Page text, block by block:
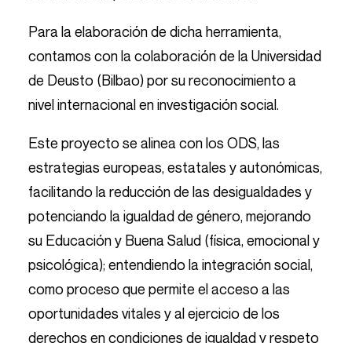
Para la elaboración de dicha herramienta,
contamos con la colaboración de la Universidad
de Deusto (Bilbao) por su reconocimiento a
nivel internacional en investigación social.
Este proyecto se alinea con los ODS, las
estrategias europeas, estatales y autonómicas,
facilitando la reducción de las desigualdades y
potenciando la igualdad de género, mejorando
su Educación y Buena Salud (física, emocional y
psicológica); entendiendo la integración social,
como proceso que permite el acceso a las
oportunidades vitales y al ejercicio de los
derechos en condiciones de igualdad y respeto